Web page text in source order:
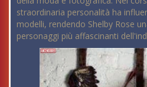
straordinaria personalità ha
modelli, rendendo Shelby Rose
personaggi più affascinanti